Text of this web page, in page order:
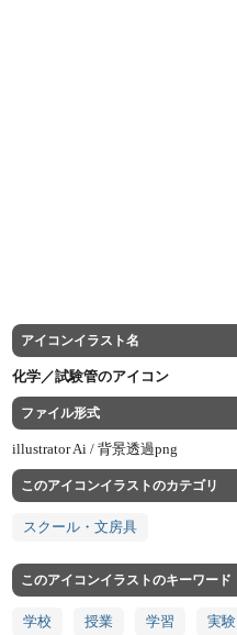
アイコンイラスト名
化学／試験管のアイコン
ファイル形式
illustrator Ai /背景透過png
このアイコンイラストのカテゴリ
スクール・文房具
このアイコンイラストのキーワード
学校 授業 学習 実験